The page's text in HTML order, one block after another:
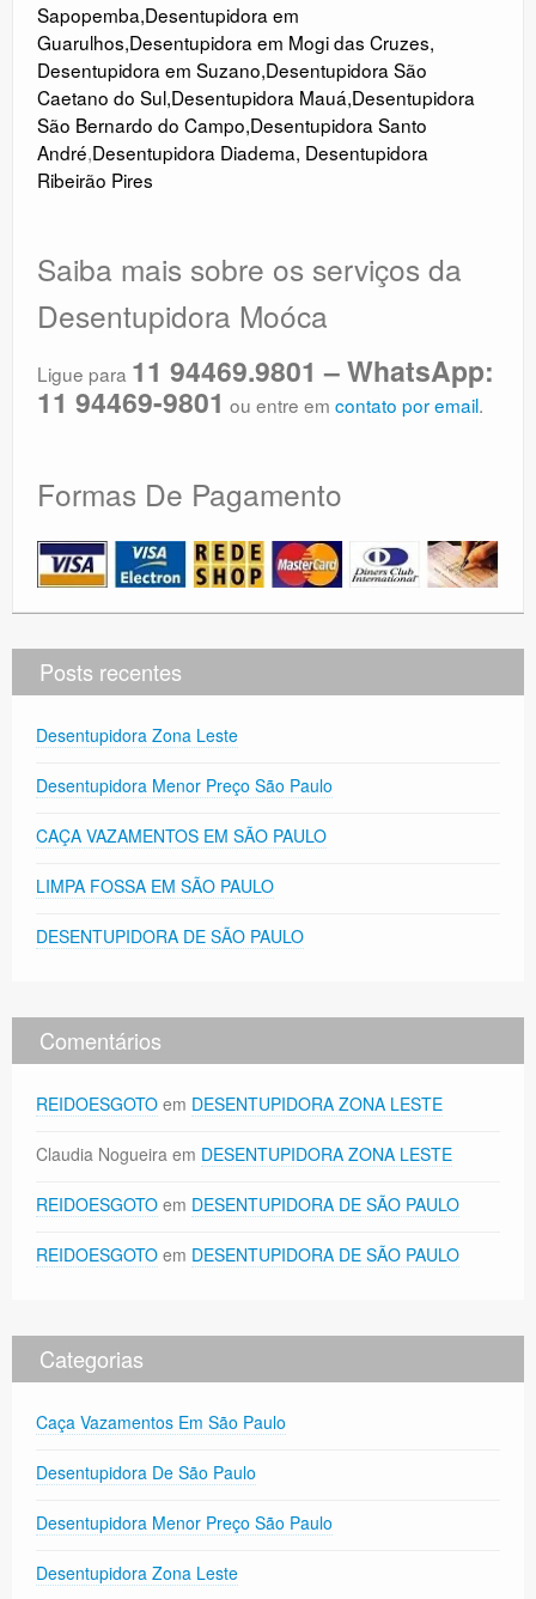
Sapopemba,Desentupidora em
Guarulhos,Desentupidora em Mogi das Cruzes,
Desentupidora em Suzano,Desentupidora São
Caetano do Sul,Desentupidora Mauá,Desentupidora
São Bernardo do Campo,Desentupidora Santo
André,Desentupidora Diadema, Desentupidora
Ribeirão Pires
Saiba mais sobre os serviços da
Desentupidora Moóca
Ligue para 11 94469.9801 – WhatsApp:
11 94469-9801 ou entre em contato por email.
Formas De Pagamento
Posts recentes
Desentupidora Zona Leste
Desentupidora Menor Preço São Paulo
CAÇA VAZAMENTOS EM SÃO PAULO
LIMPA FOSSA EM SÃO PAULO
DESENTUPIDORA DE SÃO PAULO
Comentários
REIDOESGOTO em DESENTUPIDORA ZONA LESTE
Claudia Nogueira em DESENTUPIDORA ZONA LESTE
REIDOESGOTO em DESENTUPIDORA DE SÃO PAULO
REIDOESGOTO em DESENTUPIDORA DE SÃO PAULO
Categorias
Caça Vazamentos Em São Paulo
Desentupidora De São Paulo
Desentupidora Menor Preço São Paulo
Desentupidora Zona Leste